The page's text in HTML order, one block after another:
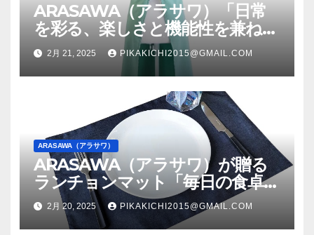
ARASAWA（アラサワ）「日常
を彩る、楽しさと機能性を兼ね備
えたKIRAKUエプロンミント！」
2月 21, 2025 PIKAKICHI2015@GMAIL.COM
ARASAWA（アラサワ）
ARASAWA（アラサワ）が贈る
ランチョンマット「毎日の食卓
を、デニムシリーズでより特別
なものに」
2月 20, 2025 PIKAKICHI2015@GMAIL.COM